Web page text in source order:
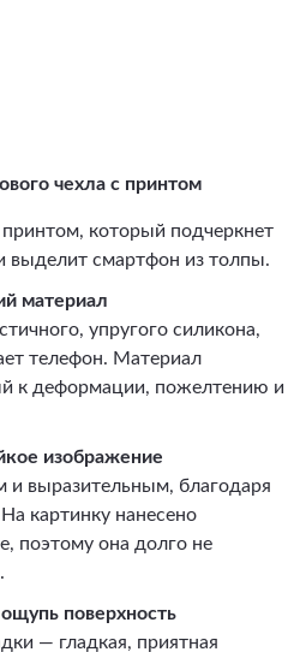
чехла с принтом
который подчеркнет
выделит смартфон из толпы.
материал
упругого силикона,
телефон. Материал
к деформации, пожелтению и
изображение
выразительным, благодаря
картинку нанесено
поэтому она долго не
поверхность
— гладкая, приятная